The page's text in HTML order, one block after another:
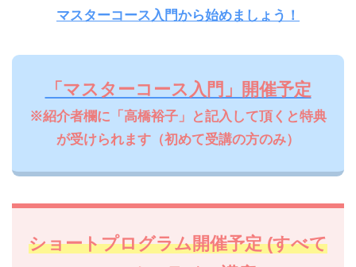
マスターコース入門から始めましょう！
「マスターコース入門」開催予定
※紹介者欄に「高橋裕子」と記入して頂くと特典
が受けられます（初めて受講の方のみ）
ショートプログラム開催予定 (すべて